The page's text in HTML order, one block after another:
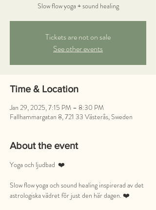
Slow flow yoga + sound healing
Tickets are not on sale
See other events
Time & Location
Jan 29, 2025, 7:15 PM – 8:30 PM
Fallhammargatan 8, 721 33 Västerås, Sweden
About the event
Yoga och ljudbad  ❤️
Slow flow yoga och sound healing inspirerad av det
astrologiska vädret för just den här dagen. ❤️